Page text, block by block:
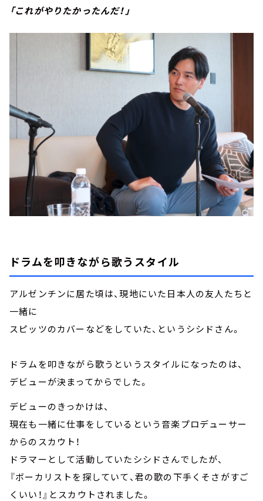
「これがやりたかったんだ！」
ドラムを叩きながら歌うスタイル
アルゼンチンに居た頃は、現地にいた日本人の友人たちと
一緒に
スピッツのカバーなどをしていた、というシシドさん。
ドラムを叩きながら歌うというスタイルになったのは、
デビューが決まってからでした。
デビューのきっかけは、
現在も一緒に仕事をしているという音楽プロデューサー
からのスカウト！
ドラマーとして活動していたシシドさんでしたが、
『ボーカリストを探していて、君の歌の下手くそさがすご
くいい！』とスカウトされました。